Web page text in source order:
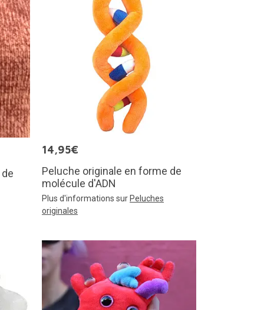
14,95€
Peluche originale en forme de
molécule d'ADN
Plus d'informations sur Peluches
originales